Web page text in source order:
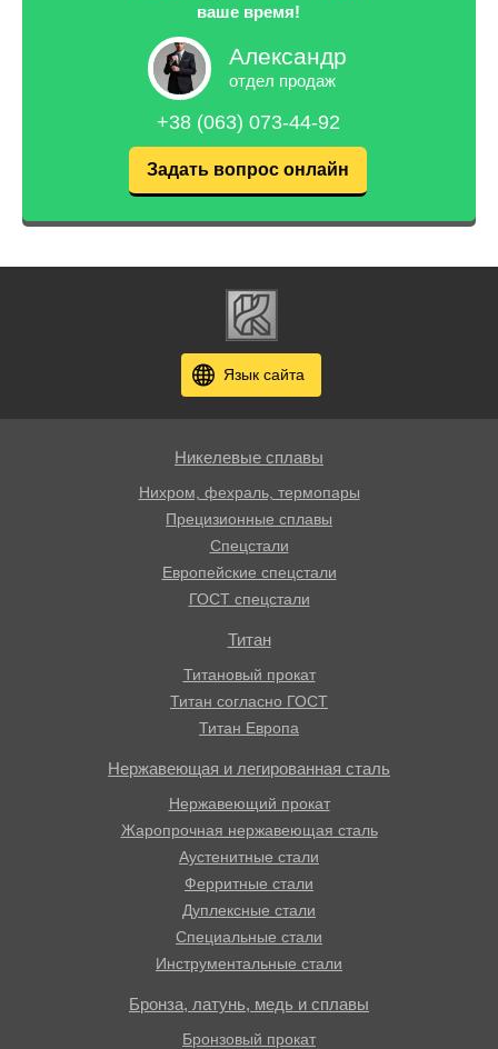
ваше время!
Александр
отдел продаж
+38 (063) 073-44-92
Задать вопрос онлайн
Язык сайта
Никелевые сплавы
Нихром, фехраль, термопары
Прецизионные сплавы
Спецстали
Европейские спецстали
ГОСТ спецстали
Титан
Титановый прокат
Титан согласно ГОСТ
Титан Европа
Нержавеющая и легированная сталь
Нержавеющий прокат
Жаропрочная нержавеющая сталь
Аустенитные стали
Ферритные стали
Дуплексные стали
Специальные стали
Инструментальные стали
Бронза, латунь, медь и сплавы
Бронзовый прокат